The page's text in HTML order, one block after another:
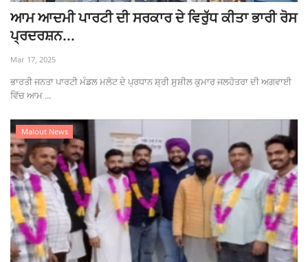
ਆਮ ਆਦਮੀ ਪਾਰਟੀ ਦੀ ਸਰਕਾਰ ਦੇ ਵਿਰੁੱਧ ਕੀਤਾ ਭਾਰੀ ਰੋਸ
ਪ੍ਰਦਰਸ਼ਨ...
Mar 17, 2025
ਭਾਰਤੀ ਜਨਤਾ ਪਾਰਟੀ ਮੰਡਲ ਮਲੋਟ ਦੇ ਪ੍ਰਧਾਨ ਸ਼੍ਰੀ ਸੁਸ਼ੀਲ ਕੁਮਾਰ ਜਲਹੋਤਰਾ ਦੀ ਅਗਵਾਈ
ਵਿੱਚ ਆਮ ...
Malout News